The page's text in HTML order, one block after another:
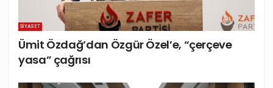
SIYASET
Ümit Özdağ’dan Özgür Özel’e, “çerçeve
yasa” çağrısı